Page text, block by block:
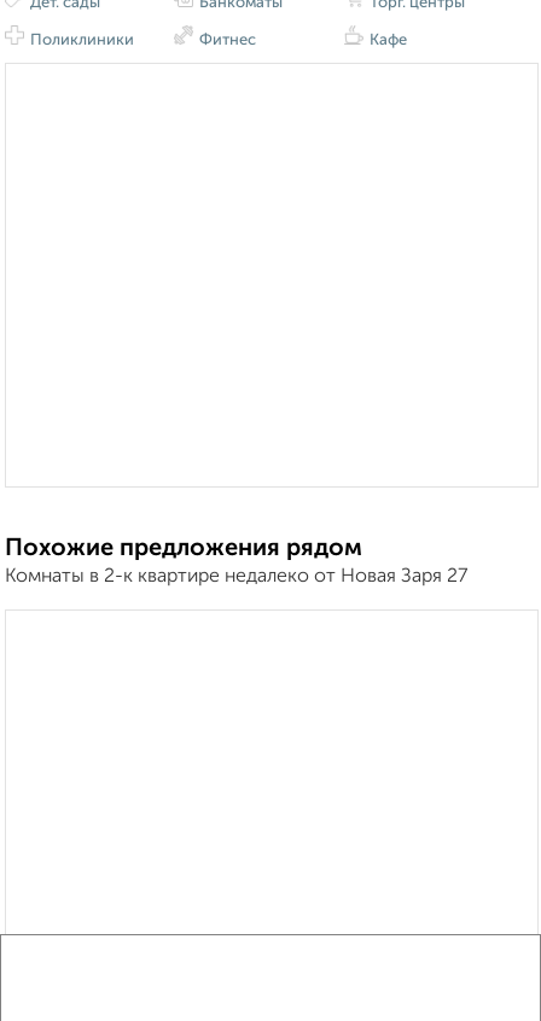
Дет. сады
Поликлиники
Банкоматы
Фитнес
Торг. центры
Кафе
Похожие предложения рядом
Комнаты в 2-к квартире недалеко от Новая Заря 27